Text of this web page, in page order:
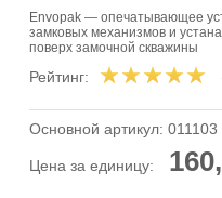
Envopak — опечатывающее
замковых механизмов и
поверх замочной скважины
Рейтинг:
Основной артикул: 011103
Цена за единицу: